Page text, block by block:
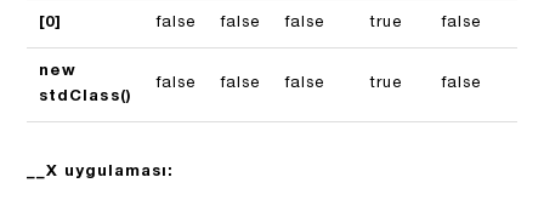
[0] false false false true false
new
stdClass()
false false false true false
__X uygulaması: